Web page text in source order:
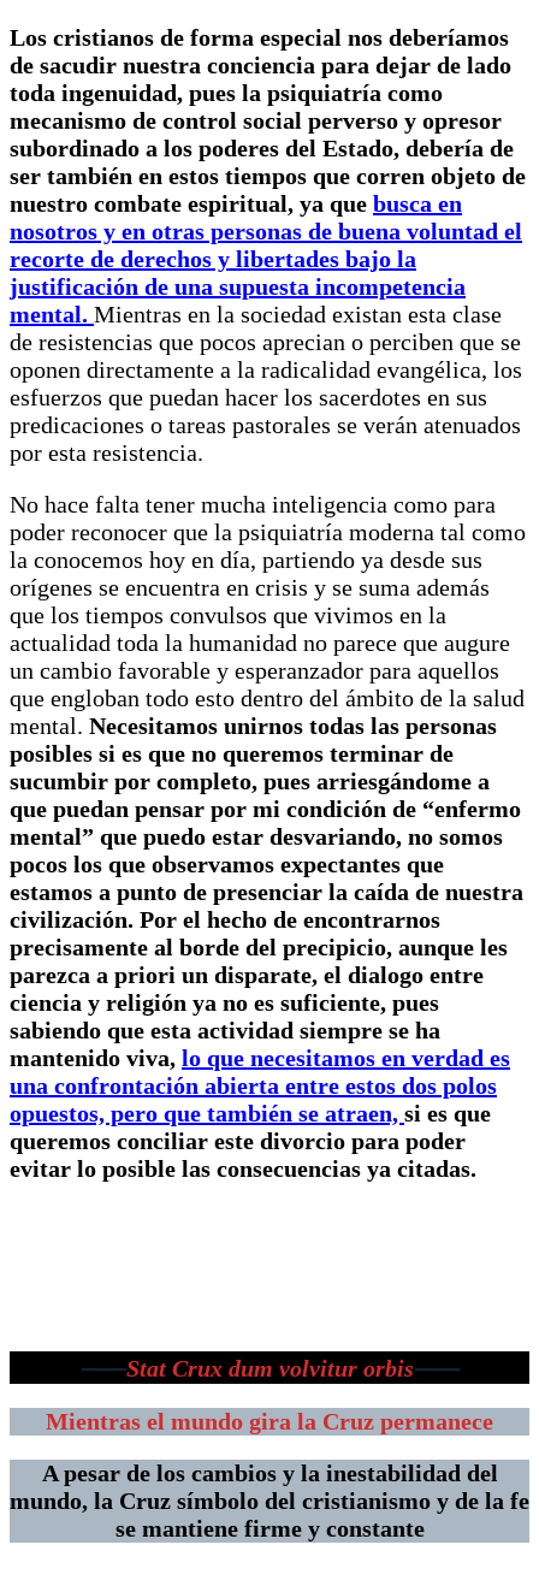
Los cristianos de forma especial nos deberíamos
de sacudir nuestra conciencia para dejar de lado
toda ingenuidad, pues la psiquiatría como
mecanismo de control social perverso y opresor
subordinado a los poderes del Estado, debería de
ser también en estos tiempos que corren objeto de
nuestro combate espiritual, ya que busca en
nosotros y en otras personas de buena voluntad el
recorte de derechos y libertades bajo la
justificación de una supuesta incompetencia
mental. Mientras en la sociedad existan esta clase
de resistencias que pocos aprecian o perciben que se
oponen directamente a la radicalidad evangélica, los
esfuerzos que puedan hacer los sacerdotes en sus
predicaciones o tareas pastorales se verán atenuados
por esta resistencia.
No hace falta tener mucha inteligencia como para
poder reconocer que la psiquiatría moderna tal como
la conocemos hoy en día, partiendo ya desde sus
orígenes se encuentra en crisis y se suma además
que los tiempos convulsos que vivimos en la
actualidad toda la humanidad no parece que augure
un cambio favorable y esperanzador para aquellos
que engloban todo esto dentro del ámbito de la salud
mental. Necesitamos unirnos todas las personas
posibles si es que no queremos terminar de
sucumbir por completo, pues arriesgándome a
que puedan pensar por mi condición de “enfermo
mental” que puedo estar desvariando, no somos
pocos los que observamos expectantes que
estamos a punto de presenciar la caída de nuestra
civilización. Por el hecho de encontrarnos
precisamente al borde del precipicio, aunque les
parezca a priori un disparate, el dialogo entre
ciencia y religión ya no es suficiente, pues
sabiendo que esta actividad siempre se ha
mantenido viva, lo que necesitamos en verdad es
una confrontación abierta entre estos dos polos
opuestos, pero que también se atraen, si es que
queremos conciliar este divorcio para poder
evitar lo posible las consecuencias ya citadas.
⸺Stat Crux dum volvitur orbis⸺
Mientras el mundo gira la Cruz permanece
A pesar de los cambios y la inestabilidad del
mundo, la Cruz símbolo del cristianismo y de la fe
se mantiene firme y constante